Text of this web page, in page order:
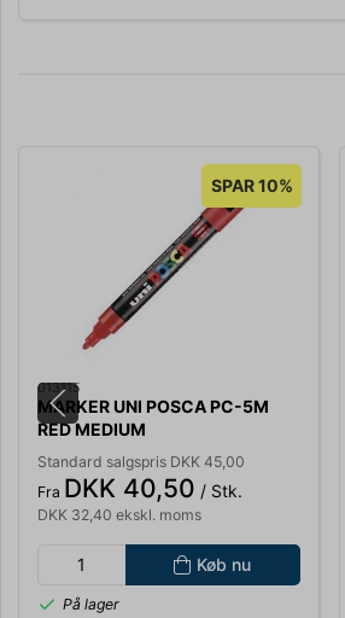
SPAR 10%
013115
MARKER UNI POSCA PC-5M
RED MEDIUM
Standard salgspris DKK 45,00
Fra DKK 40,50 / Stk.
DKK 32,40 ekskl. moms
Køb nu
På lager